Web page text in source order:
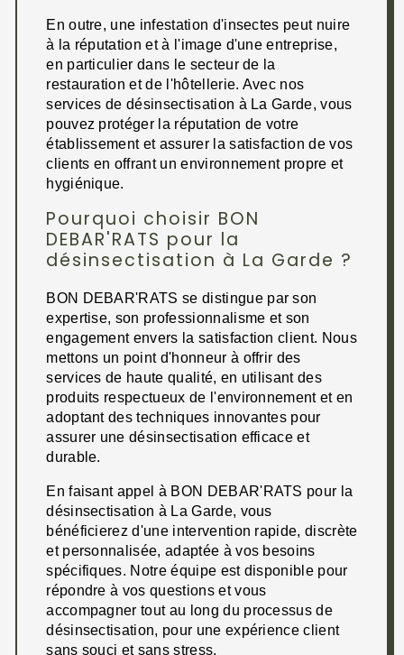
En outre, une infestation d'insectes peut nuire
à la réputation et à l'image d'une entreprise,
en particulier dans le secteur de la
restauration et de l'hôtellerie. Avec nos
services de désinsectisation à La Garde, vous
pouvez protéger la réputation de votre
établissement et assurer la satisfaction de vos
clients en offrant un environnement propre et
hygiénique.
Pourquoi choisir BON
DEBAR'RATS pour la
désinsectisation à La Garde ?
BON DEBAR'RATS se distingue par son
expertise, son professionnalisme et son
engagement envers la satisfaction client. Nous
mettons un point d'honneur à offrir des
services de haute qualité, en utilisant des
produits respectueux de l'environnement et en
adoptant des techniques innovantes pour
assurer une désinsectisation efficace et
durable.
En faisant appel à BON DEBAR'RATS pour la
désinsectisation à La Garde, vous
bénéficierez d'une intervention rapide, discrète
et personnalisée, adaptée à vos besoins
spécifiques. Notre équipe est disponible pour
répondre à vos questions et vous
accompagner tout au long du processus de
désinsectisation, pour une expérience client
sans souci et sans stress.